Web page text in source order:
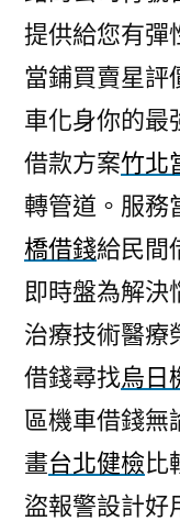
提供給您有彈
當鋪買賣星評
車化身你的最
借款方案竹北
轉管道。服務
橋借錢給民間
即時盤為解決
治療技術醫療
借錢尋找烏日
區機車借錢無
畫台北健檢比
盜報警設計好